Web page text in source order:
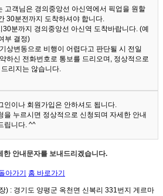
고객님은 경의중앙선 아신역에서 픽업을 원할
30분전까지 도착하셔야 합니다.
분까지 경의중앙선 아신역 도착바랍니다. (예
부 결정)
상변동으로 비행이 어렵다고 판단될 시 전일
하신 전화번호로 통보를 드리오며, 정상적으로
리지는 않습니다.
인이나 회원가입은 안하셔도 됩니다.
을 누르시면 정상적으로 신청되며 자세한 안내
립니다. ^^
한 안내문자를 보내드리겠습니다.
아가기 홈 바로가기
) : 경기도 양평군 옥천면 신복리 331번지 게르마